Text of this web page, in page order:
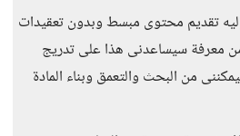
تقديم محتوى مبسط وبدون تعقيدات
معرفة سيساعدنى هذا على تدريج
من البحث والتعمق وبناء المادة